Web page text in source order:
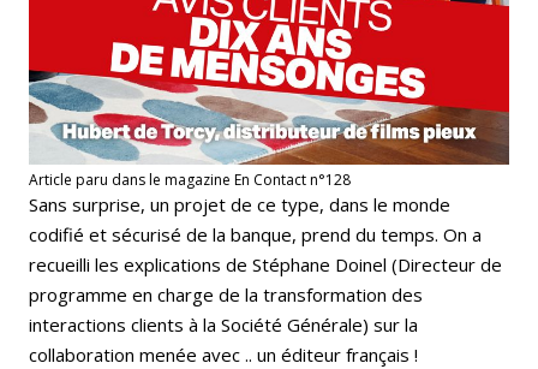
Article paru dans le magazine En Contact n°128
Sans surprise, un projet de ce type, dans le monde
codifié et sécurisé de la banque, prend du temps. On a
recueilli les explications de Stéphane Doinel (Directeur de
programme en charge de la transformation des
interactions clients à la Société Générale) sur la
collaboration menée avec .. un éditeur français !